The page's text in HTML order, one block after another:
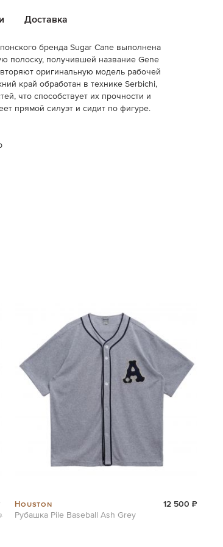
бренда Sugar Cane выполнена
полоску, получившей название Gene
оригинальную модель рабочей
край обработан в технике Serbichi,
что способствует их прочности и
прямой силуэт и сидит по фигуре.
Доставка
Houston
Рубашка Pile Baseball Ash Grey
12 500 ₽